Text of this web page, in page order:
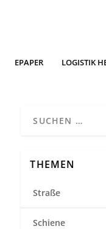
EPAPER LOGISTIK
THEMEN
Straße
Schiene